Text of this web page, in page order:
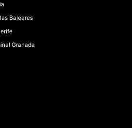
Baleares
Granada